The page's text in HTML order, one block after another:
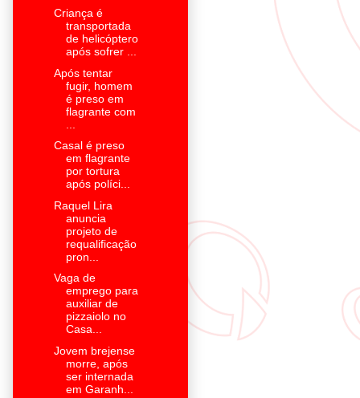
Criança é
transportada
de helicóptero
após sofrer ...
Após tentar
fugir, homem
é preso em
flagrante com
Casal é preso
em flagrante
por tortura
após políci...
Raquel Lira
anuncia
projeto de
requalificação
pron...
Vaga de
emprego para
auxiliar de
pizzaiolo no
Casa...
Jovem brejense
morre, após
ser internada
em Garanh...